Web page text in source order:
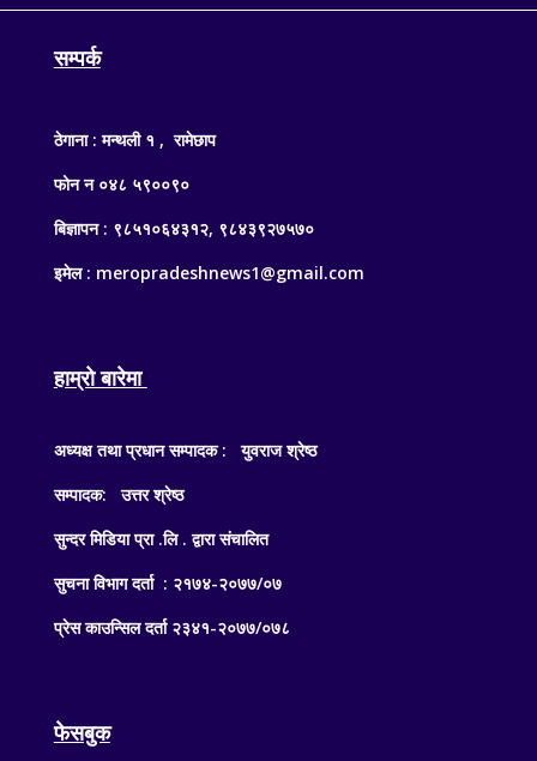
सम्पर्क
ठेगाना : मन्थली १ , रामेछाप
फोन न ०४८ ५९००९०
बिज्ञापन : ९८५१०६४३१२, ९८४३९२७५७०
इमेल : meropradeshnews1@gmail.com
हाम्रो बारेमा
अध्यक्ष तथा प्रधान सम्पादक : युवराज श्रेष्ठ
सम्पादक: उत्तर श्रेष्ठ
सुन्दर मिडिया प्रा .लि . द्वारा संचालित
सुचना विभाग दर्ता : २१७४-२०७७/०७
प्रेस काउन्सिल दर्ता २३४१-२०७७/०७८
फेसबुक